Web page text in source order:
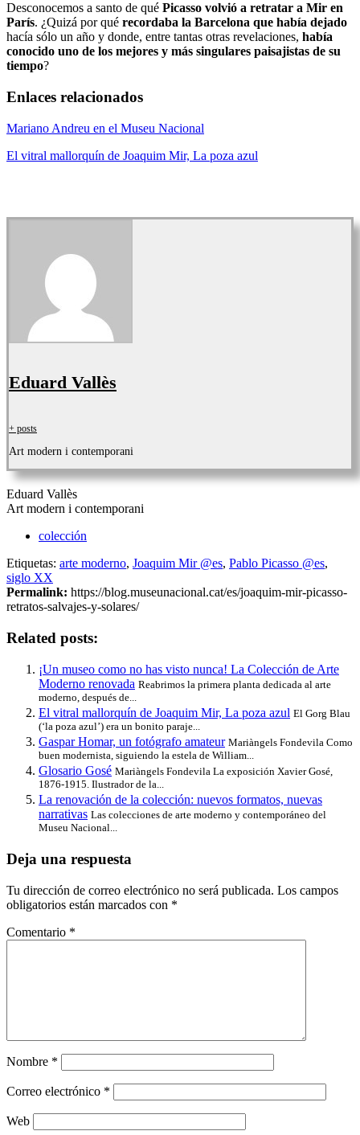
Desconocemos a santo de qué Picasso volvió a retratar a Mir en
París. ¿Quizá por qué recordaba la Barcelona que había dejado
hacía sólo un año y donde, entre tantas otras revelaciones, había
conocido uno de los mejores y más singulares paisajistas de su
tiempo?
Enlaces relacionados
Mariano Andreu en el Museu Nacional
El vitral mallorquín de Joaquim Mir, La poza azul
Eduard Vallès
+ posts
Art modern i contemporani
Eduard Vallès
Art modern i contemporani
colección
Etiquetas: arte moderno, Joaquim Mir @es, Pablo Picasso @es,
siglo XX
Permalink: https://blog.museunacional.cat/es/joaquim-mir-picasso-
retratos-salvajes-y-solares/
Related posts:
¡Un museo como no has visto nunca! La Colección de Arte
Moderno renovada Reabrimos la primera planta dedicada al arte
moderno, después de...
El vitral mallorquín de Joaquim Mir, La poza azul El Gorg Blau
(‘la poza azul’) era un bonito paraje...
Gaspar Homar, un fotógrafo amateur Mariàngels Fondevila Como
buen modernista, siguiendo la estela de William...
Glosario Gosé Mariàngels Fondevila La exposición Xavier Gosé,
1876-1915. Ilustrador de la...
La renovación de la colección: nuevos formatos, nuevas
narrativas Las colecciones de arte moderno y contemporáneo del
Museu Nacional...
Deja una respuesta
Tu dirección de correo electrónico no será publicada. Los campos
obligatorios están marcados con *
Comentario *
Nombre *
Correo electrónico *
Web